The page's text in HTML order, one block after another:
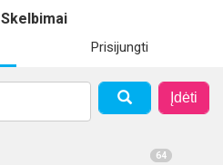
Skelbimai
Prisijungti
Įdėti
64